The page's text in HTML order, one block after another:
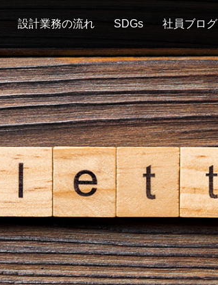
設計業務の流れ SDGs 社員ブログ